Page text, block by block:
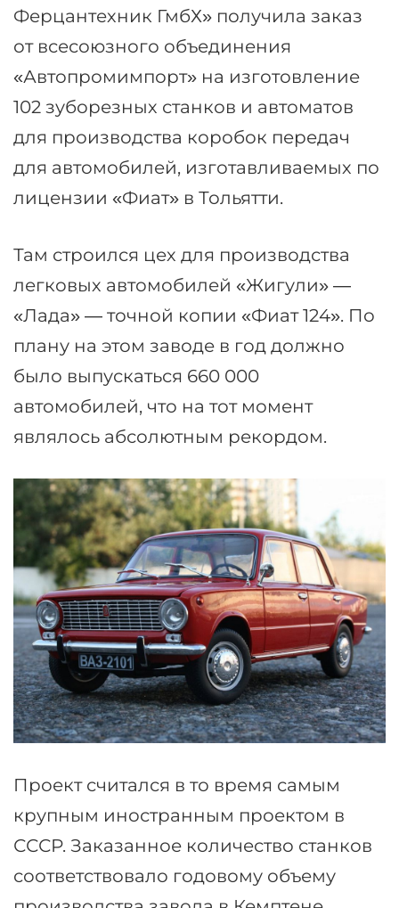
Ферцантехник ГмбХ» получила заказ
от всесоюзного объединения
«Автопромимпорт» на изготовление
102 зуборезных станков и автоматов
для производства коробок передач
для автомобилей, изготавливаемых по
лицензии «Фиат» в Тольятти.
Там строился цех для производства
легковых автомобилей «Жигули» —
«Лада» — точной копии «Фиат 124». По
плану на этом заводе в год должно
было выпускаться 660 000
автомобилей, что на тот момент
являлось абсолютным рекордом.
Проект считался в то время самым
крупным иностранным проектом в
СССР. Заказанное количество станков
соответствовало годовому объему